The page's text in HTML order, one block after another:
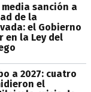
sanción a
de la
el Gobierno
en la Ley del
a 2027: cuatro
el